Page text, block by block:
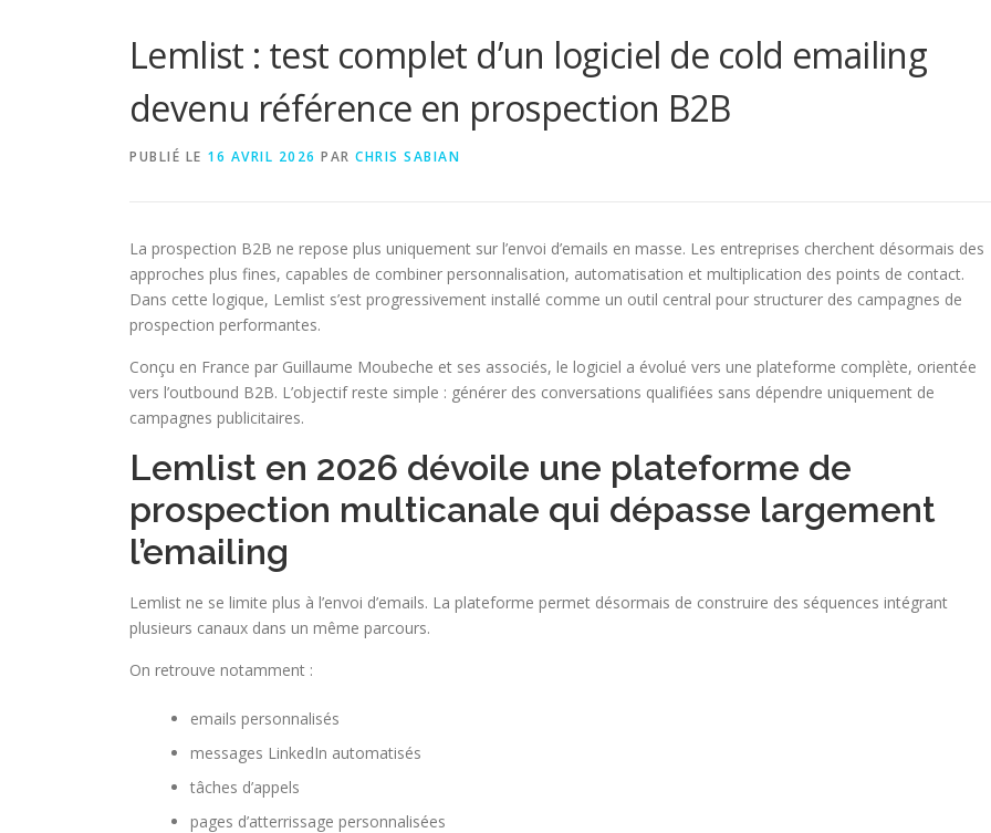
Lemlist : test complet d’un logiciel de cold emailing
devenu référence en prospection B2B
PUBLIÉ LE 16 AVRIL 2026 PAR CHRIS SABIAN
La prospection B2B ne repose plus uniquement sur l’envoi d’emails en masse. Les entreprises cherchent désormais des
approches plus fines, capables de combiner personnalisation, automatisation et multiplication des points de contact.
Dans cette logique, Lemlist s’est progressivement installé comme un outil central pour structurer des campagnes de
prospection performantes.
Conçu en France par Guillaume Moubeche et ses associés, le logiciel a évolué vers une plateforme complète, orientée
vers l’outbound B2B. L’objectif reste simple : générer des conversations qualifiées sans dépendre uniquement de
campagnes publicitaires.
Lemlist en 2026 dévoile une plateforme de
prospection multicanale qui dépasse largement
l’emailing
Lemlist ne se limite plus à l’envoi d’emails. La plateforme permet désormais de construire des séquences intégrant
plusieurs canaux dans un même parcours.
On retrouve notamment :
emails personnalisés
messages LinkedIn automatisés
tâches d’appels
pages d’atterrissage personnalisées